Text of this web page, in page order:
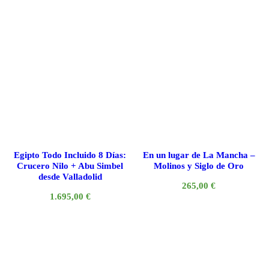
Egipto Todo Incluido 8 Días:
Crucero Nilo + Abu Simbel
desde Valladolid
1.695,00 €
En un lugar de La Mancha –
Molinos y Siglo de Oro
265,00€